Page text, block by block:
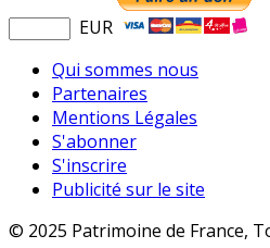
EUR
Qui sommes nous
Partenaires
Mentions Légales
S'abonner
S'inscrire
Publicité sur le site
© 2025 Patrimoine de France,